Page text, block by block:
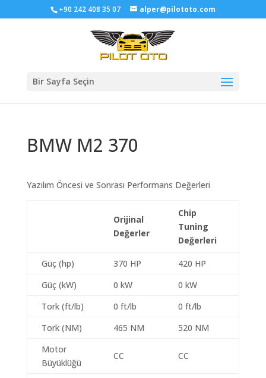
+90 242 408 35 07 alper@pilototo.com
Bir Sayfa Seçin
BMW M2 370
Yazılım Öncesi ve Sonrası Performans Değerleri
Orijinal
Değerler
Chip
Tuning
Değerleri
Güç (hp) 370 HP
420 HP
Güç (kW)
0 kW
0 kW
Tork (ft/lb)
0 ft/lb
0 ft/lb
Tork (NM)
465 NM
520 NM
Motor
Büyüklüğü
CC CC